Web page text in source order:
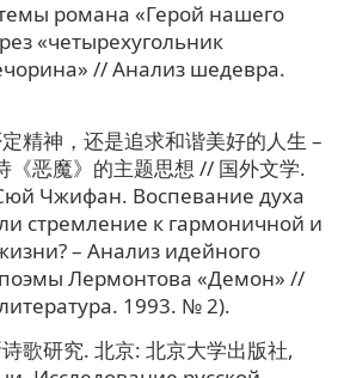
романа «Герой нашего
«четырехугольник
// Анализ шедевра.
精神，还是追求和谐美好的人生 –
《恶魔》的主题思想 // 国外文学.
Чжифан. Воспевание духа
стремление к гармоничной и
– Анализ идейного
Лермонтова «Демон» //
1993. № 2).
歌研究. 北京: 北京大学出版社,